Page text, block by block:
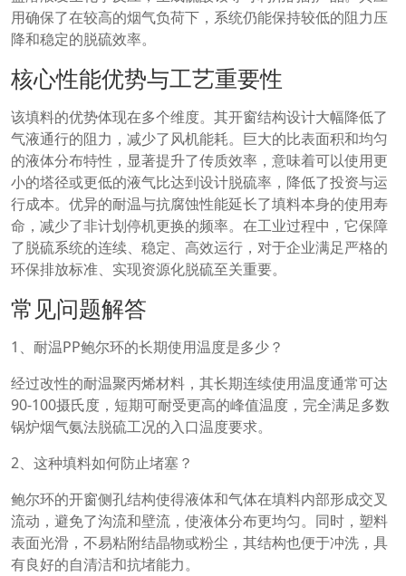
用确保了在较高的烟气负荷下，系统仍能保持较低的阻力压
降和稳定的脱硫效率。
核心性能优势与工艺重要性
该填料的优势体现在多个维度。其开窗结构设计大幅降低了
气液通行的阻力，减少了风机能耗。巨大的比表面积和均匀
的液体分布特性，显著提升了传质效率，意味着可以使用更
小的塔径或更低的液气比达到设计脱硫率，降低了投资与运
行成本。优异的耐温与抗腐蚀性能延长了填料本身的使用寿
命，减少了非计划停机更换的频率。在工业过程中，它保障
了脱硫系统的连续、稳定、高效运行，对于企业满足严格的
环保排放标准、实现资源化脱硫至关重要。
常见问题解答
1、耐温PP鲍尔环的长期使用温度是多少？
经过改性的耐温聚丙烯材料，其长期连续使用温度通常可达
90-100摄氏度，短期可耐受更高的峰值温度，完全满足多数
锅炉烟气氨法脱硫工况的入口温度要求。
2、这种填料如何防止堵塞？
鲍尔环的开窗侧孔结构使得液体和气体在填料内部形成交叉
流动，避免了沟流和壁流，使液体分布更均匀。同时，塑料
表面光滑，不易粘附结晶物或粉尘，其结构也便于冲洗，具
有良好的自清洁和抗堵能力。